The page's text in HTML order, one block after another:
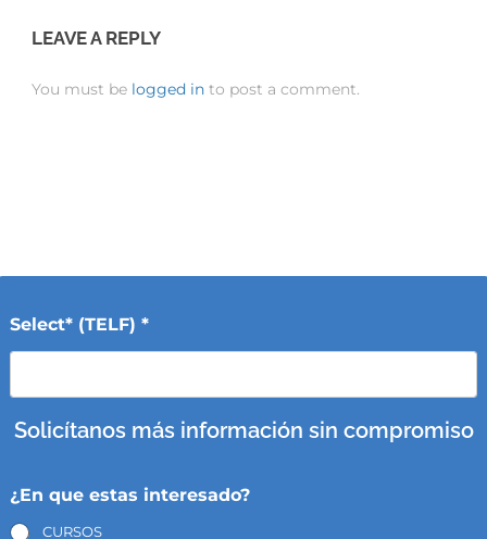
LEAVE A REPLY
You must be logged in to post a comment.
Select* (TELF) *
Solicítanos más información sin compromiso
¿En que estas interesado?
CURSOS